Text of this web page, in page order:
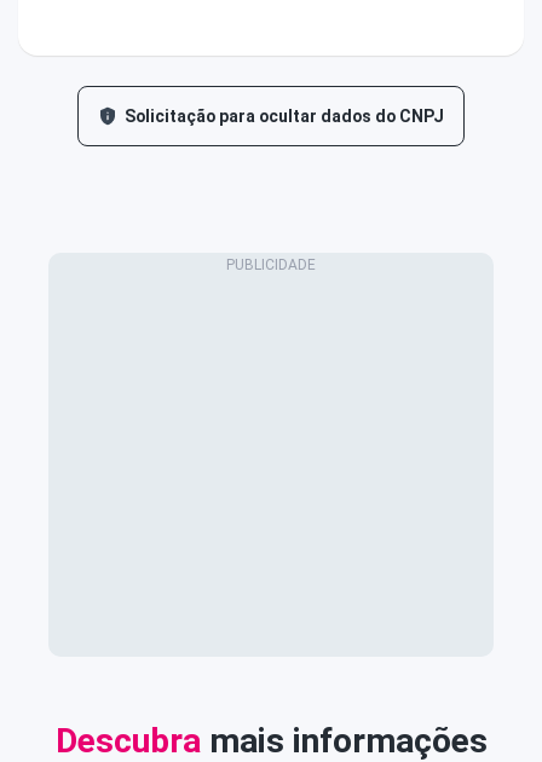
Solicitação para ocultar dados do CNPJ
Descubra mais informações